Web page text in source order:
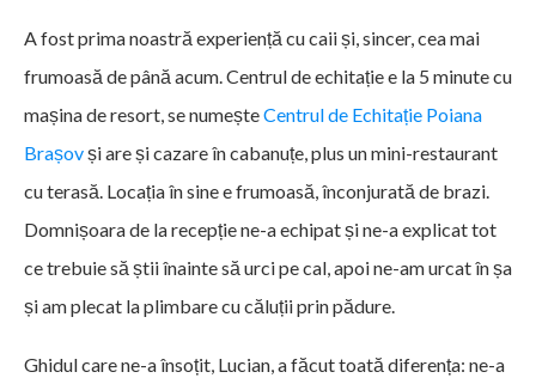
A fost prima noastră experiență cu caii și, sincer, cea mai
frumoasă de până acum. Centrul de echitație e la 5 minute cu
mașina de resort, se numeșteCentrul de Echitație Poiana
Brașovși are și cazare în cabanuțe, plus un mini-restaurant
cu terasă. Locația în sine e frumoasă, înconjurată de brazi.
Domnișoara de la recepție ne-a echipat și ne-a explicat tot
ce trebuie să știi înainte să urci pe cal, apoi ne-am urcat în șa
și am plecat la plimbare cu căluții prin pădure.
Ghidul care ne-a însoțit, Lucian, a făcut toată diferența: ne-a